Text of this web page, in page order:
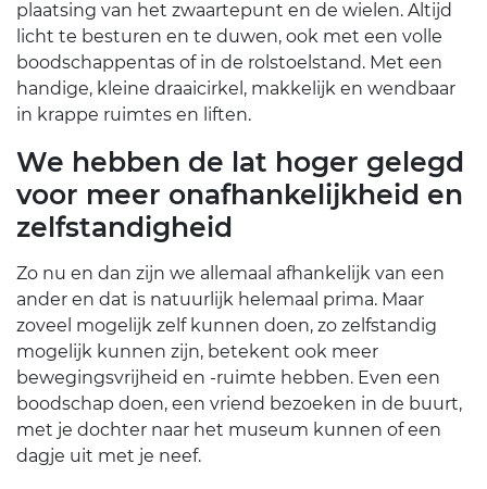
plaatsing van het zwaartepunt en de wielen. Altijd
licht te besturen en te duwen, ook met een volle
boodschappentas of in de rolstoelstand. Met een
handige, kleine draaicirkel, makkelijk en wendbaar
in krappe ruimtes en liften.
We hebben de lat hoger gelegd
voor meer onafhankelijkheid en
zelfstandigheid
Zo nu en dan zijn we allemaal afhankelijk van een
ander en dat is natuurlijk helemaal prima. Maar
zoveel mogelijk zelf kunnen doen, zo zelfstandig
mogelijk kunnen zijn, betekent ook meer
bewegingsvrijheid en -ruimte hebben. Even een
boodschap doen, een vriend bezoeken in de buurt,
met je dochter naar het museum kunnen of een
dagje uit met je neef.